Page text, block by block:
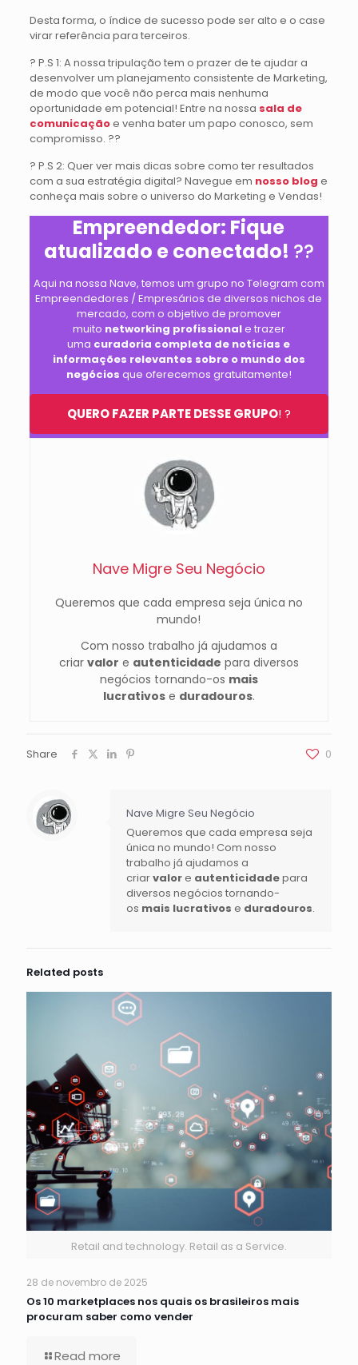
Desta forma, o índice de sucesso pode ser alto e o case
virar referência para terceiros.
? P.S 1: A nossa tripulação tem o prazer de te ajudar a
desenvolver um planejamento consistente de Marketing,
de modo que você não perca mais nenhuma
oportunidade em potencial! Entre na nossa sala de
comunicaçãoe venha bater um papo conosco, sem
compromisso. ?‍?
? P.S 2: Quer ver mais dicas sobre como ter resultados
com a sua estratégia digital? Navegue em nosso blog e
conheça mais sobre o universo do Marketing e Vendas!
Empreendedor: Fique
atualizado e conectado! ?‍?
Aqui na nossa Nave, temos um grupo no Telegram com
Empreendedores / Empresários de diversos nichos de
mercado, com o objetivo de promover
muito networking profissionale trazer
uma curadoria completa de notícias e
informações relevantes sobre o mundo dos
negócios que oferecemos gratuitamente!
QUERO FAZER PARTE DESSE GRUPO! ?
Nave Migre Seu Negócio
Queremos que cada empresa seja única no
mundo!
Com nosso trabalho já ajudamos a
criar valor e autenticidade para diversos
negócios tornando-os mais
lucrativose duradouros.
Share 0
Nave Migre Seu Negócio
Queremos que cada empresa seja
única no mundo! Com nosso
trabalho já ajudamos a
criarvalore autenticidadepara
diversos negócios tornando-
os mais lucrativos e duradouros.
Related posts
Retail and technology. Retail as a Service.
28 de novembro de 2025
Os 10 marketplaces nos quais os brasileiros mais
procuram saber como vender
Read more